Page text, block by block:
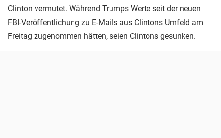
Clinton vermutet. Während Trumps Werte seit der neuen
FBI-Veröffentlichung zu E-Mails aus Clintons Umfeld am
Freitag zugenommen hätten, seien Clintons gesunken.